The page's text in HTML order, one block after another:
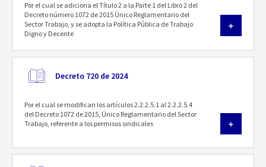
Por el cual se adiciona el Título 2 a la Parte 1 del Libro 2 del
Decreto número 1072 de 2015 Único Reglamentario del
Sector Trabajo, y se adopta la Política Pública de Trabajo
Digno y Decente
Decreto 720 de 2024
Por el cual se modifican los artículos 2.2.2.5.1 al 2.2.2.5.4
del Decreto 1072 de 2015, Único Reglamentario del Sector
Trabajo, referente a los permisos sindicales